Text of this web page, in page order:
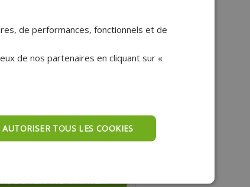
Offerte dès
16.20 €
de performances, fonctionnels et de
de nos partenaires en cliquant sur «
AUTORISER TOUS LES COOKIES